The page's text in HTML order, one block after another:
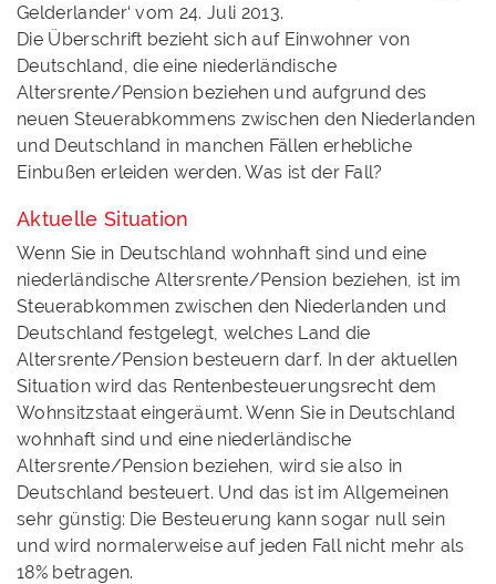
Gelderlander‘ vom 24. Juli 2013.
Die Überschrift bezieht sich auf Einwohner von
Deutschland, die eine niederländische
Altersrente/Pension beziehen und aufgrund des
neuen Steuerabkommens zwischen den Niederlanden
und Deutschland in manchen Fällen erhebliche
Einbußen erleiden werden. Was ist der Fall?
Aktuelle Situation
Wenn Sie in Deutschland wohnhaft sind und eine
niederländische Altersrente/Pension beziehen, ist im
Steuerabkommen zwischen den Niederlanden und
Deutschland festgelegt, welches Land die
Altersrente/Pension besteuern darf. In der aktuellen
Situation wird das Rentenbesteuerungsrecht dem
Wohnsitzstaat eingeräumt. Wenn Sie in Deutschland
wohnhaft sind und eine niederländische
Altersrente/Pension beziehen, wird sie also in
Deutschland besteuert. Und das ist im Allgemeinen
sehr günstig: Die Besteuerung kann sogar null sein
und wird normalerweise auf jeden Fall nicht mehr als
18% betragen.